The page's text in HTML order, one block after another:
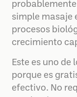
simple masaje
procesos
crecimiento
Este es uno
porque es
efectivo. No